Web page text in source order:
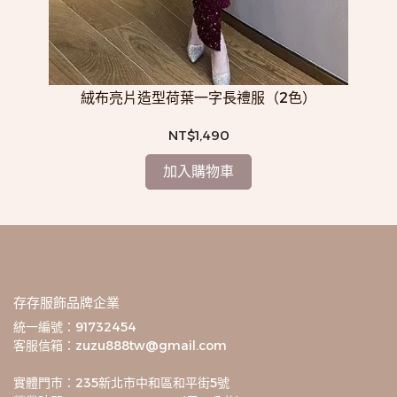
絨布亮片造型荷葉一字長禮服（2色）
NT$1,490
加入購物車
存存服飾品牌企業
統一編號：91732454
客服信箱：zuzu888tw@gmail.com
實體門市：235新北市中和區和平街5號